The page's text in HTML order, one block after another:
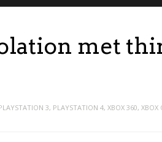
met
3, PLAYSTATION 4, XBOX 360, XBOX